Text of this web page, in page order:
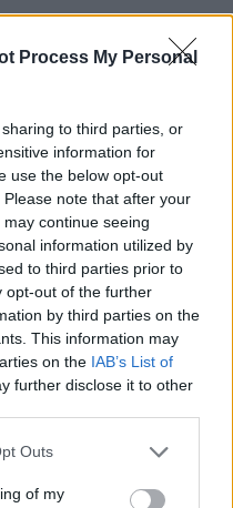
Process My Personal
to third parties, or
information for
use the below opt-out
note that after your
continue seeing
information utilized by
to third parties prior to
opt-out of the further
by third parties on the
This information may
on the IAB’s List of
further disclose it to other
one or more Google
You may click to
Outs
of my
dopo le
a Sanremo: “Ho
la malattia, ma il
tanto”
nella biblioteca
si è presentata
ricompensa per il